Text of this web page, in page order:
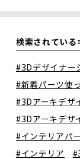
検索されている
#3Dデザイナー
#新着パーツ使
#3Dアーキデザ
#3Dアーキデザ
#インテリアパ
#インテリア